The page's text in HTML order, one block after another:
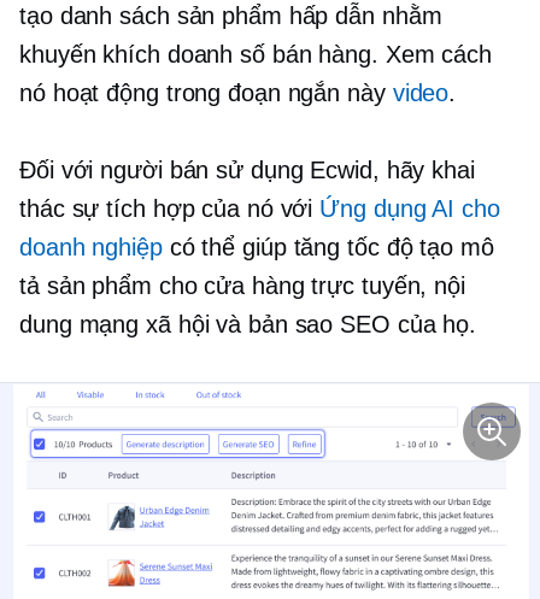
tạo danh sách sản phẩm hấp dẫn nhằm
khuyến khích doanh số bán hàng. Xem cách
nó hoạt động trong đoạn ngắn này video.
Đối với người bán sử dụng Ecwid, hãy khai
thác sự tích hợp của nó với Ứng dụng AI cho
doanh nghiệpcó thể giúp tăng tốc độ tạo mô
tả sản phẩm cho cửa hàng trực tuyến, nội
dung mạng xã hội và bản sao SEO của họ.